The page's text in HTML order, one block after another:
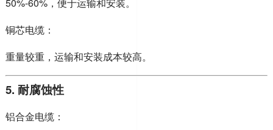
50%-60%，便于运输和安装。
铜芯电缆：
重量较重，运输和安装成本较高。
5. 耐腐蚀性
铝合金电缆：